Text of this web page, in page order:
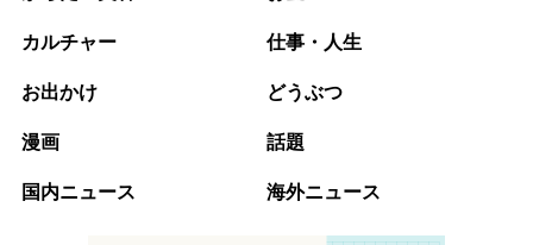
カルチャー 仕事・人生
お出かけ どうぶつ
漫画 話題
国内ニュース 海外ニュース